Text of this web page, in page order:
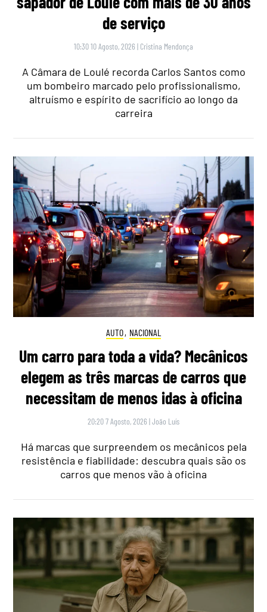
de serviço
10:30 10 Agosto, 2026 | Cristina Mendonça
A Câmara de Loulé recorda Carlos Santos como
um bombeiro marcado pelo profissionalismo,
altruísmo e espírito de sacrifício ao longo da
carreira
AUTO, NACIONAL
Um carro para toda a vida? Mecânicos
elegem as três marcas de carros que
necessitam de menos idas à oficina
20:20 7 Agosto, 2026 |João Luís
Há marcas que surpreendem os mecânicos pela
resistência e fiabilidade: descubra quais são os
carros que menos vão à oficina